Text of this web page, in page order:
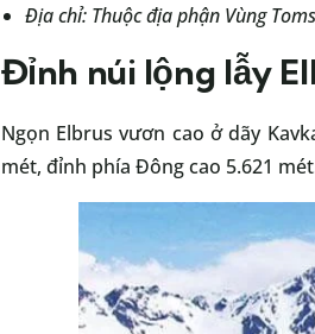
Địa chỉ: Thuộc địa phận Vùng
Đỉnh núi lộng lẫy
Ngọn Elbrus vươn cao ở dãy
mét, đỉnh phía Đông cao 5.621